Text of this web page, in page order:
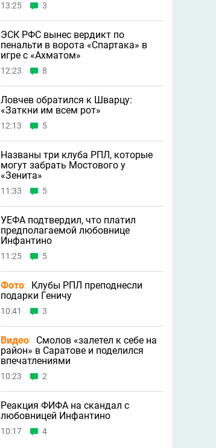
13:25 3
ЭСК РФС вынес вердикт по
пенальти в ворота «Спартака» в
игре с «Ахматом»
12:23 8
Ловчев обратился к Шварцу:
«Заткни им всем рот»
12:13 5
Названы три клуба РПЛ, которые
могут забрать Мостового у
«Зенита»
11:33 5
УЕФА подтвердил, что платил
предполагаемой любовнице
Инфантино
11:25 5
Фото
Клубы РПЛ преподнесли
подарки Геничу
10:41 3
Видео
Смолов «залетел к себе на
район» в Саратове и поделился
впечатлениями
10:23 2
Реакция ФИФА на скандал с
любовницей Инфантино
10:17 4